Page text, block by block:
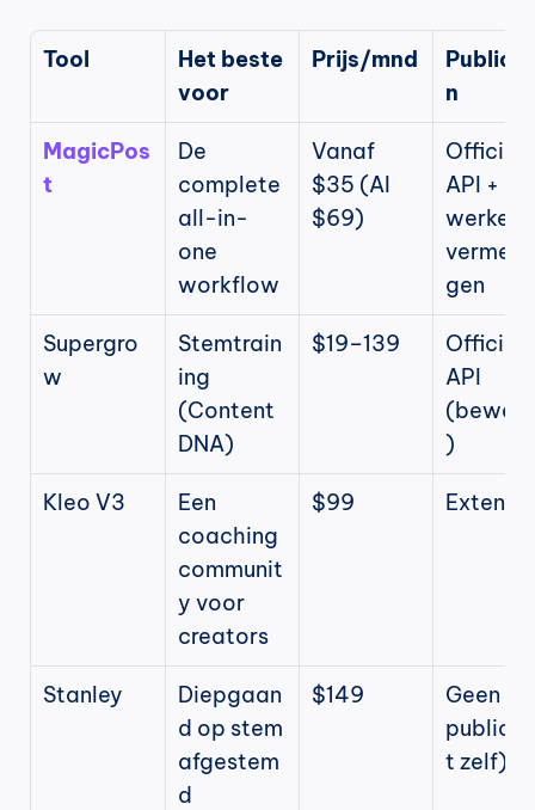
Tool
Het beste
voor
Prijs/mnd
n
MagicPos
t
De
complete
all-in-
one
workflow
Vanaf
$35 (AI
$69)
Officiële
API +
gen
Supergro
w
Stemtrain
ing
(Content
DNA)
$19–139
Officiële
API
)
Kleo V3
Een
coaching
communit
y voor
creators
$99 Extensie
Stanley
Diepgaan
d op stem
afgestem
d
$149
Geen (je
t zelf)